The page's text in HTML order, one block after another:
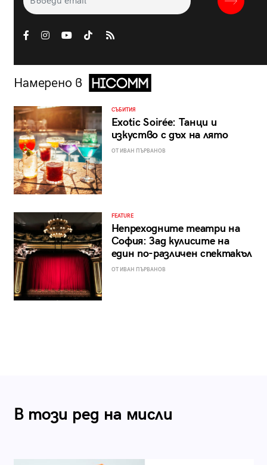
Намерено в
СЪБИТИЯ
Exotic Soirée: Танци и
изкуство с дъх на лято
ОТ ИВАН ПЪРВАНОВ
FEATURE
Непреходните театри на
София: Зад кулисите на
един по-различен спектакъл
ОТ ИВАН ПЪРВАНОВ
В този ред на мисли